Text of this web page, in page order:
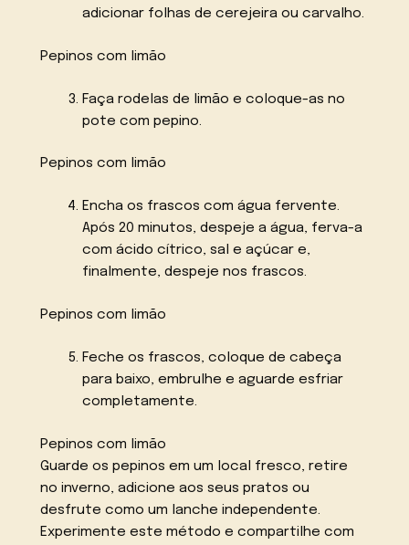
adicionar folhas de cerejeira ou carvalho.
Pepinos com limão
Faça rodelas de limão e coloque-as no
pote com pepino.
Pepinos com limão
Encha os frascos com água fervente.
Após 20 minutos, despeje a água, ferva-a
com ácido cítrico, sal e açúcar e,
finalmente, despeje nos frascos.
Pepinos com limão
Feche os frascos, coloque de cabeça
para baixo, embrulhe e aguarde esfriar
completamente.
Pepinos com limão
Guarde os pepinos em um local fresco, retire
no inverno, adicione aos seus pratos ou
desfrute como um lanche independente.
Experimente este método e compartilhe com